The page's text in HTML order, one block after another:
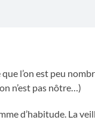
que l’on est peu
n’est pas nôtre…)
d’habitude. La